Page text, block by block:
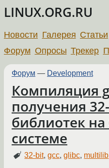
LINUX.ORG.RU
Новости Галерея Статьи
Форум Опросы Трекер
Форум — Development
Компиляция
получения
библиотек
системе
32-bit,gcc,glibc, multilib